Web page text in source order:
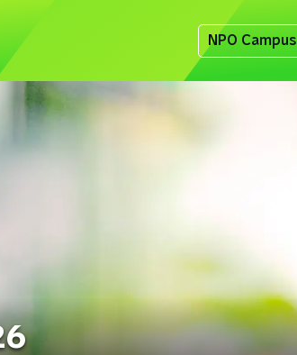
NPO Campus